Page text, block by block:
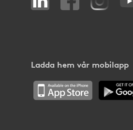
Ladda hem vår mobilapp